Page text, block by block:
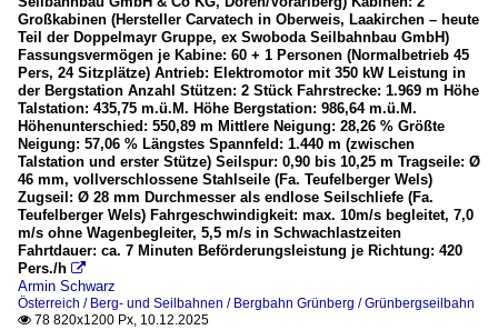
Großkabinen (Hersteller Carvatech in Oberweis, Laakirchen – heute
Teil der Doppelmayr Gruppe, ex Swoboda Seilbahnbau GmbH)
Fassungsvermögen je Kabine: 60 + 1 Personen (Normalbetrieb 45
Pers, 24 Sitzplätze) Antrieb: Elektromotor mit 350 kW Leistung in
der Bergstation Anzahl Stützen: 2 Stück Fahrstrecke: 1.969 m Höhe
Talstation: 435,75 m.ü.M. Höhe Bergstation: 986,64 m.ü.M.
Höhenunterschied: 550,89 m Mittlere Neigung: 28,26 % Größte
Neigung: 57,06 % Längstes Spannfeld: 1.440 m (zwischen
Talstation und erster Stütze) Seilspur: 0,90 bis 10,25 m Tragseile: Ø
46 mm, vollverschlossene Stahlseile (Fa. Teufelberger Wels)
Zugseil: Ø 28 mm Durchmesser als endlose Seilschliefe (Fa.
Teufelberger Wels) Fahrgeschwindigkeit: max. 10m/s begleitet, 7,0
m/s ohne Wagenbegleiter, 5,5 m/s in Schwachlastzeiten
Fahrtdauer: ca. 7 Minuten Beförderungsleistung je Richtung: 420
Pers./h 
Armin Schwarz
Österreich / Berg- und Seilbahnen / Bergbahn Grünberg / Grünbergseilbahn
 78 820x1200 Px, 10.12.2025